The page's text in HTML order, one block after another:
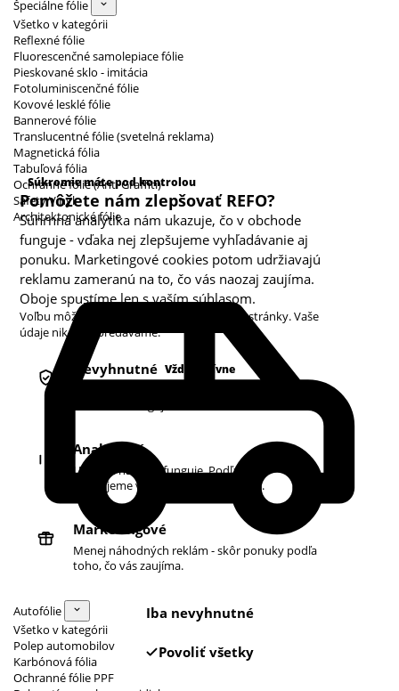
Špeciálne fólie
Všetko v kategórii
Reflexné fólie
Fluorescenčné samolepiace fólie
Pieskované sklo - imitácia
Fotoluminiscenčné fólie
Kovové lesklé fólie
Bannerové fólie
Translucentné fólie (svetelná reklama)
Magnetická fólia
Tabuľová fólia
Ochranné fólie (Anti Graffiti)
Safety Vinyl
Architektonické fólie
Autofólie
Všetko v kategórii
Polep automobilov
Karbónová fólia
Ochranné fólie PPF
Súkromie máte pod kontrolou
Pomôžete nám zlepšovať REFO?
Súhrnná analytika nám ukazuje, čo v obchode
funguje - vďaka nej zlepšujeme vyhľadávanie aj
ponuku. Marketingové cookies potom udržiavajú
reklamu zameranú na to, čo vás naozaj zaujíma.
Oboje spustíme len s vaším súhlasom.
Voľbu môžete kedykoľvek zmeniť v pätičke stránky. Vaše
údaje nikdy nepredávame.
Kategórie cookies
Nevyhnutné Vždy aktívne
Analytické
Ukazujú nám, čo funguje. Podľa toho
zlepšujeme vyhľadávanie aj ponuku.
Marketingové
Menej náhodných reklám - skôr ponuky podľa
toho, čo vás zaujíma.
Iba nevyhnutné
Povoliť všetky